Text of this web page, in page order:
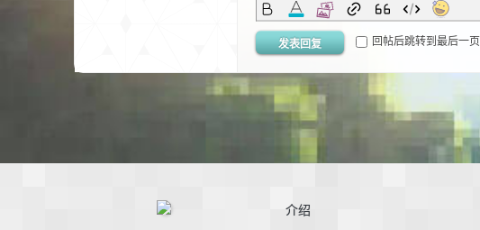
发表回复 回帖后跳转到最后一页
介绍